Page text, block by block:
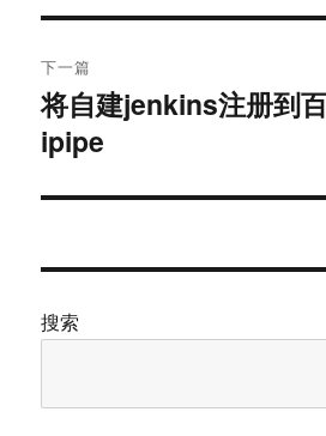
航
文
章：
下一篇
下
篇
章：
将自建jenkins注册到
ipipe
搜索